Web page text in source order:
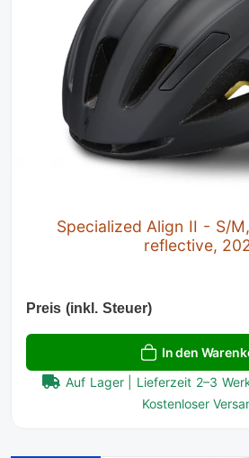
Specialized Align II - S/
reflective,
Preis (inkl. Steuer)
In den
Auf Lager | Lieferzeit 2–3
Kostenloser